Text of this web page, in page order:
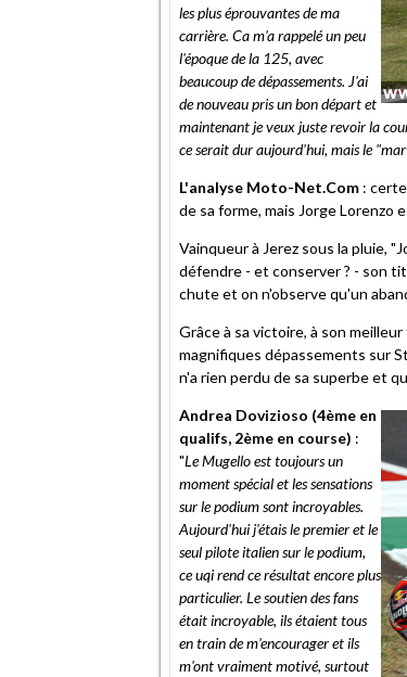
les plus éprouvantes de ma
carrière. Ca m'a rappelé un peu
l'époque de la 125, avec
beaucoup de dépassements. J'ai
de nouveau pris un bon départ et
maintenant je veux juste revoir la
ce serait dur aujourd'hui, mais le
L'analyse Moto-Net.Com :
de sa forme, mais Jorge
Vainqueur à Jerez sous la pluie,
défendre - et conserver ? - son
chute et on n'observe qu'un
Grâce à sa victoire, à son
magnifiques dépassements sur
n'a rien perdu de sa superbe et
Andrea Dovizioso (4ème en
qualifs, 2ème en course) :
"Le Mugello est toujours un
moment spécial et les sensations
sur le podium sont incroyables.
Aujourd'hui j'étais le premier et le
seul pilote italien sur le podium,
ce uqi rend ce résultat encore plus
particulier. Le soutien des fans
était incroyable, ils étaient tous
en train de m'encourager et ils
m'ont vraiment motivé, surtout